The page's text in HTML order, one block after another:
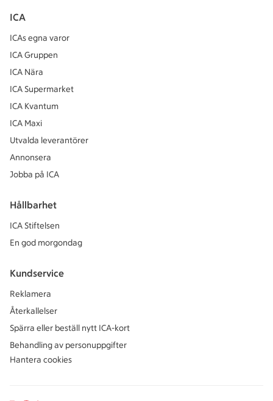
ICA
ICAs egna varor
ICA Gruppen
ICA Nära
ICA Supermarket
ICA Kvantum
ICA Maxi
Utvalda leverantörer
Annonsera
Jobba på ICA
Hållbarhet
ICA Stiftelsen
En god morgondag
Kundservice
Reklamera
Återkallelser
Spärra eller beställ nytt ICA-kort
Behandling av personuppgifter
Hantera cookies